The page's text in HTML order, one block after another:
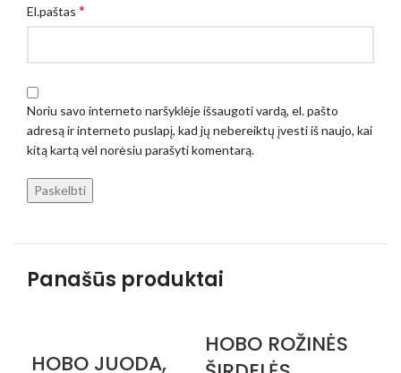
El.paštas *
Noriu savo interneto naršyklėje išsaugoti vardą, el. pašto
adresą ir interneto puslapį, kad jų nebereiktų įvesti iš naujo, kai
kitą kartą vėl norėsiu parašyti komentarą.
Panašūs produktai
HOBO JUODA,
HOBO ROŽINĖS